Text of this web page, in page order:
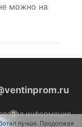
0
можно на
информация
лучше. Продолжая